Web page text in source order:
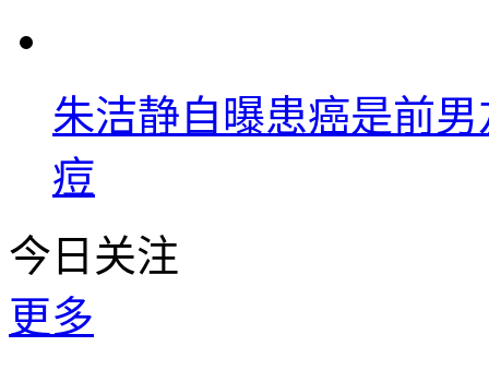
朱洁静自曝患癌是前
痘
今日关注
更多